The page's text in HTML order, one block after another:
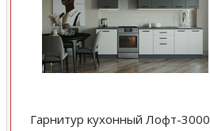
Гарнитур кухонный Лофт-3000